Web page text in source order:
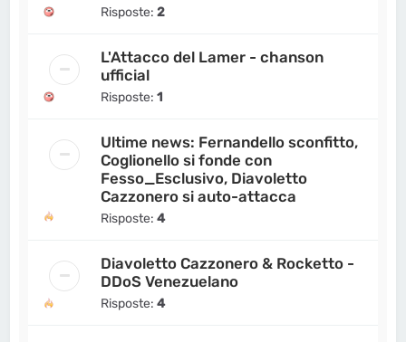
Risposte:2
L'Attacco del Lamer - chanson
ufficial
Risposte:1
Ultime news: Fernandello sconfitto,
Coglionello si fonde con
Fesso_Esclusivo, Diavoletto
Cazzonero si auto-attacca
Risposte:4
Diavoletto Cazzonero & Rocketto -
DDoS Venezuelano
Risposte:4